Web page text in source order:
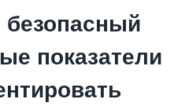
безопасный
показатели